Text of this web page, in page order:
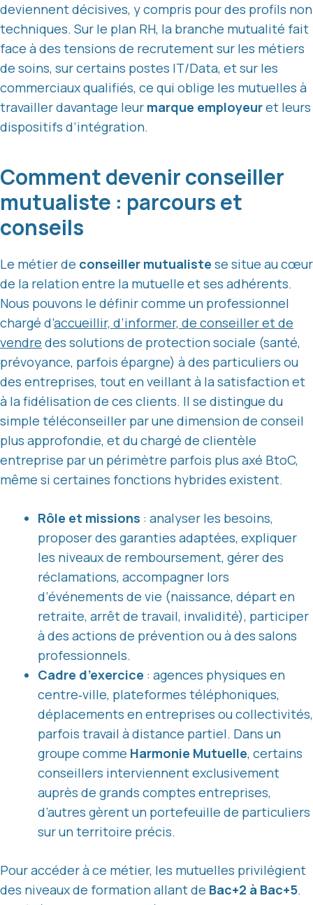
deviennent décisives, y compris pour des profils non
techniques. Sur le plan RH, la branche mutualité fait
face à des tensions de recrutement sur les métiers
de soins, sur certains postes IT/Data, et sur les
commerciaux qualifiés, ce qui oblige les mutuelles à
travailler davantage leur marque employeuret leurs
dispositifs d’intégration.
Comment devenir conseiller
mutualiste : parcours et
conseils
Le métier de conseiller mutualiste se situe au cœur
de la relation entre la mutuelle et ses adhérents.
Nous pouvons le définir comme un professionnel
chargé d’accueillir, d’informer, de conseiller et de
vendre des solutions de protection sociale (santé,
prévoyance, parfois épargne) à des particuliers ou
des entreprises, tout en veillant à la satisfaction et
à la fidélisation de ces clients. Il se distingue du
simple téléconseiller par une dimension de conseil
plus approfondie, et du chargé de clientèle
entreprise par un périmètre parfois plus axé BtoC,
même si certaines fonctions hybrides existent.
Rôle et missions : analyser les besoins,
proposer des garanties adaptées, expliquer
les niveaux de remboursement, gérer des
réclamations, accompagner lors
d’événements de vie (naissance, départ en
retraite, arrêt de travail, invalidité), participer
à des actions de prévention ou à des salons
professionnels.
Cadre d’exercice : agences physiques en
centre‑ville, plateformes téléphoniques,
déplacements en entreprises ou collectivités,
parfois travail à distance partiel. Dans un
groupe comme Harmonie Mutuelle, certains
conseillers interviennent exclusivement
auprès de grands comptes entreprises,
d’autres gèrent un portefeuille de particuliers
sur un territoire précis.
Pour accéder à ce métier, les mutuelles privilégient
des niveaux de formation allant de Bac+2 à Bac+5.